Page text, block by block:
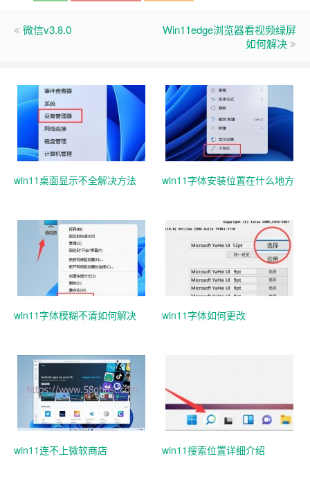
微信v3.8.0
Win11edge浏览器看视频绿屏
如何解决
win11桌面显示不全解决方法 win11字体安装位置在什么地方
win11字体模糊不清如何解决 win11字体如何更改
win11连不上微软商店 win11搜索位置详细介绍